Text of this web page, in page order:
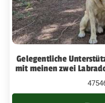
Gelegentliche
mit meinen zwei